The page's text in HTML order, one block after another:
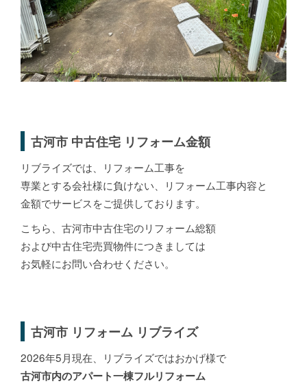
古河市 中古住宅 リフォーム金額
リブライズでは、リフォーム工事を
専業とする会社様に負けない、リフォーム工事内容と
金額でサービスをご提供しております。
こちら、古河市中古住宅のリフォーム総額
および中古住宅売買物件につきましては
お気軽にお問い合わせください。
古河市 リフォーム リブライズ
2026年5月現在、リブライズではおかげ様で
古河市内のアパート一棟フルリフォーム